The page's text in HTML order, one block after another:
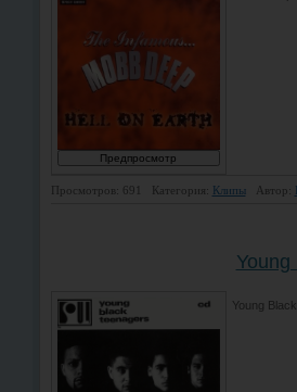
Просмотров: 691 Категория: Клипы Автор:
Young